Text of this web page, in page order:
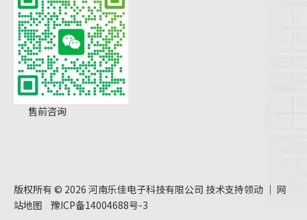
售前咨询
版权所有 © 2026 河南乐佳电子科技有限公司 技术支持领动 ｜ 网
站地图
豫ICP备14004688号-3